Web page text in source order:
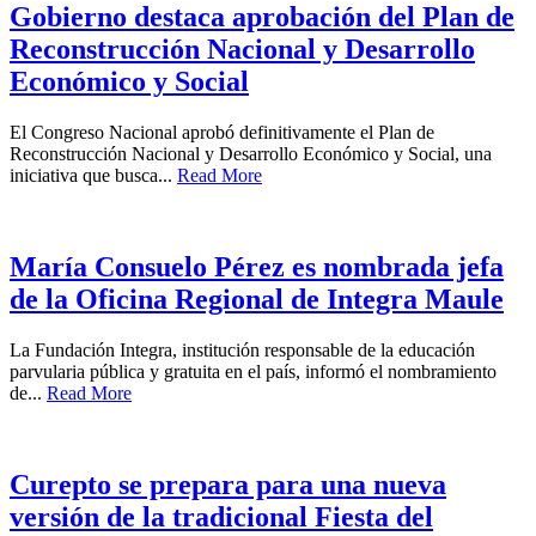
Gobierno destaca aprobación del Plan de
Reconstrucción Nacional y Desarrollo
Económico y Social
El Congreso Nacional aprobó definitivamente el Plan de
Reconstrucción Nacional y Desarrollo Económico y Social, una
iniciativa que busca... Read More
María Consuelo Pérez es nombrada jefa
de la Oficina Regional de Integra Maule
La Fundación Integra, institución responsable de la educación
parvularia pública y gratuita en el país, informó el nombramiento
de... Read More
Curepto se prepara para una nueva
versión de la tradicional Fiesta del